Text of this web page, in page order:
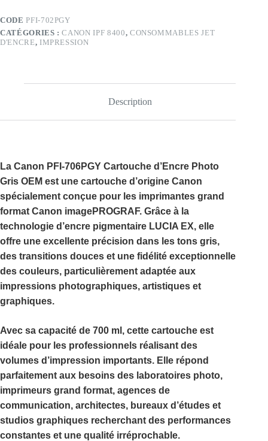
Photo
Gris
OEM
CODEPFI-702PGY
CATÉGORIES :CANON IPF 8400, CONSOMMABLES JET
D'ENCRE, IMPRESSION
Description
La Canon PFI-706PGY Cartouche d’Encre Photo
Gris OEM est une cartouche d’origine Canon
spécialement conçue pour les imprimantes grand
format Canon imagePROGRAF. Grâce à la
technologie d’encre pigmentaire LUCIA EX, elle
offre une excellente précision dans les tons gris,
des transitions douces et une fidélité exceptionnelle
des couleurs, particulièrement adaptée aux
impressions photographiques, artistiques et
graphiques.
Avec sa capacité de 700 ml , cette cartouche est
idéale pour les professionnels réalisant des
volumes d’impression importants. Elle répond
parfaitement aux besoins des laboratoires photo,
imprimeurs grand format, agences de
communication, architectes, bureaux d’études et
studios graphiques recherchant des performances
constantes et une qualité irréprochable.